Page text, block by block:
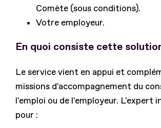
Comète (sous conditions).
Votre employeur.
En quoi consiste cette
Le service vient en appui et
missions d'accompagnement du
l'emploi ou de l'employeur. L'expert
pour :